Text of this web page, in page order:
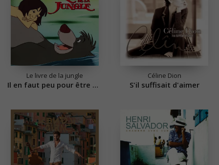
Le livre de la jungle
Il en faut peu pour être heureux
Céline Dion
S'il suffisait d'aimer